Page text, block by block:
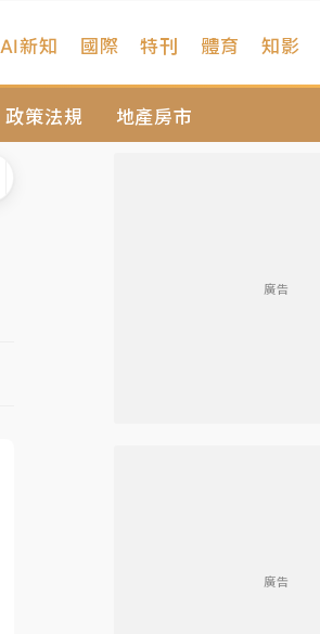
政策法規 地產房市
AI新知 國際 特刊 體育 知影
廣告
廣告